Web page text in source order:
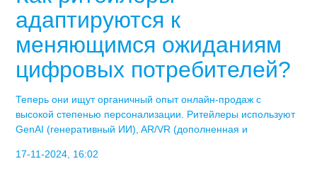
адаптируются к
меняющимся ожиданиям
цифровых потребителей?
Теперь они ищут органичный опыт онлайн-продаж с
высокой степенью персонализации. Ритейлеры используют
GenAI (генеративный ИИ), AR/VR (дополненная и
17-11-2024, 16:02